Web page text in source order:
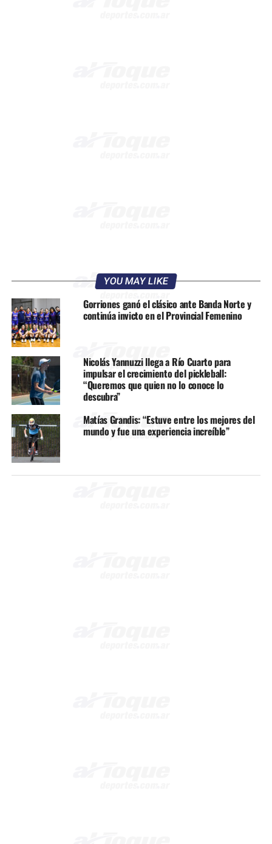
YOU MAY LIKE
Gorriones ganó el clásico ante Banda Norte y
continúa invicto en el Provincial Femenino
Nicolás Yannuzzi llega a Río Cuarto para
impulsar el crecimiento del pickleball:
“Queremos que quien no lo conoce lo
descubra”
Matías Grandis: “Estuve entre los mejores del
mundo y fue una experiencia increíble”